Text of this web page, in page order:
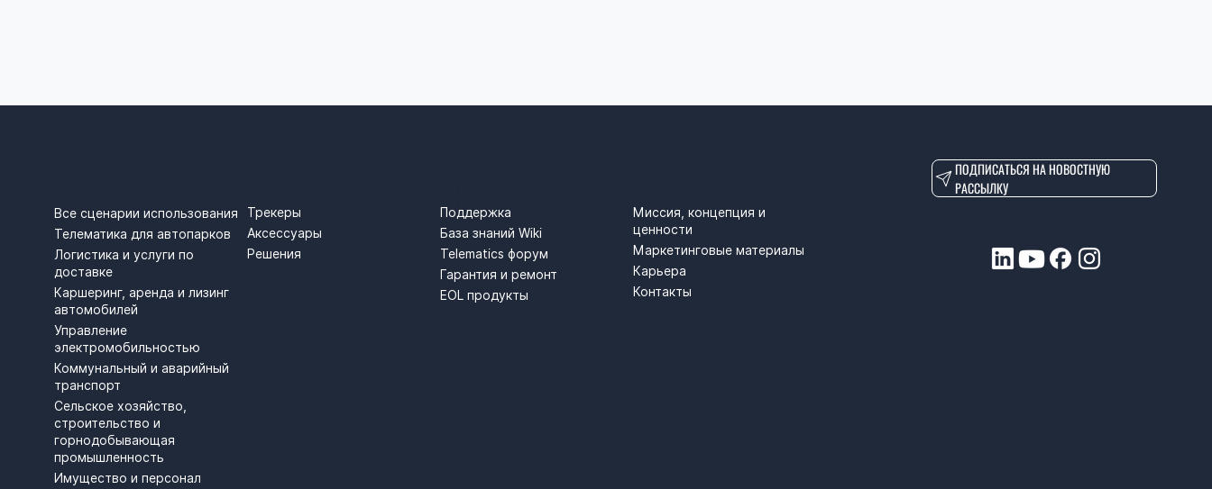
СЦЕНАРИИ ИСПОЛЬЗОВАНИЯ
Все сценарии использования
Телематика для автопарков
Логистика и услуги по
доставке
Каршеринг, аренда и лизинг
автомобилей
Управление
электромобильностью
Коммунальный и аварийный
транспорт
Сельское хозяйство,
строительство и
горнодобывающая
промышленность
Имущество и персонал
ПРОДУКТЫ
Трекеры
Аксессуары
Решения
ПОДДЕРЖКА
Поддержка
База знаний Wiki
Telematics форум
Гарантия и ремонт
EOL продукты
О НАС
Миссия, концепция и
ценности
Маркетинговые материалы
Карьера
Контакты
ПОДПИСАТЬСЯ НА НОВОСТНУЮ
РАССЫЛКУ